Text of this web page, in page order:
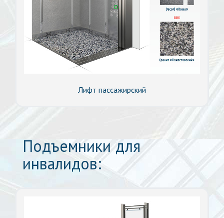
Лифт пассажирский
Подъемники для
инвалидов: